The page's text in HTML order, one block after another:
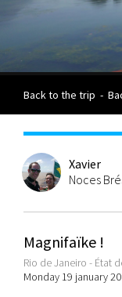
Back to the trip -
Xavier
Noces
Magnifaïke !
Rio de Janeiro - État
Monday 19 january